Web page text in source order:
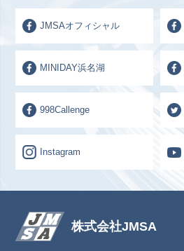
JMSAオフィシャル
MINIDAY浜名湖
998Callenge
Instagram
株式会社JMSA